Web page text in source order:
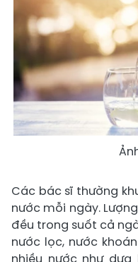
Các bác sĩ thường
nước mỗi ngày.
đều trong suốt cả
nước lọc, nước